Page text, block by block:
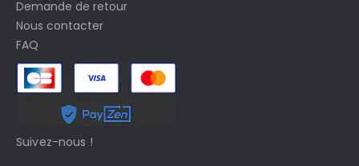
Demande de retour
Nous contacter
FAQ
Suivez-nous !